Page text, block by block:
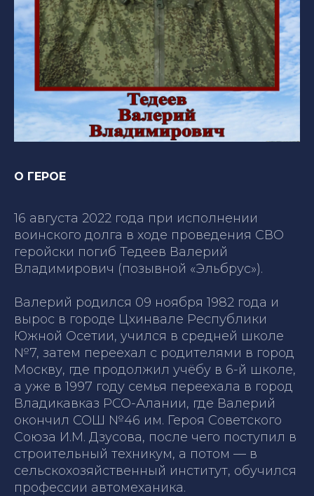
О ГЕРОЕ
16 августа 2022 года при исполнении
воинского долга в ходе проведения СВО
геройски погиб Тедеев Валерий
Владимирович (позывной «Эльбрус»).
Валерий родился 09 ноября 1982 года и
вырос в городе Цхинвале Республики
Южной Осетии, учился в средней школе
№7, затем переехал с родителями в город
Москву, где продолжил учёбу в 6-й школе,
а уже в 1997 году семья переехала в город
Владикавказ РСО-Алании, где Валерий
окончил СОШ №46 им. Героя Советского
Союза И.М. Дзусова, после чего поступил в
строительный техникум, а потом — в
сельскохозяйственный институт, обучился
профессии автомеханика.